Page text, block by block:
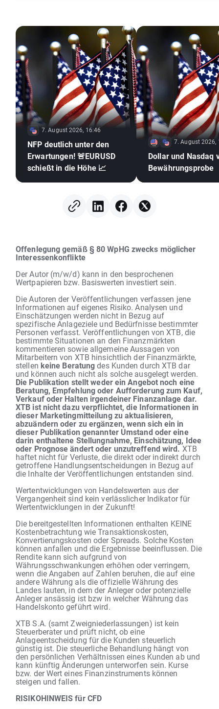
7. August 2026, 16:46
NFP deutlich unter den
Erwartungen! 🚨EURUSD
schießt in die Höhe 📈
7. August 2026,
Dollar und Nasdaq
Bewährungsprobe
Offenlegung gemäß § 80 WpHG zwecks möglicher
Interessenkonflikte
Der Autor (m/w/d) kann in den besprochenen
Wertpapieren bzw. Basiswerten investiert sein.
Die Autoren der Veröffentlichungen verfassen jene
Informationen auf eigenes Risiko. Analysen und
Einschätzungen werden nicht in Bezug auf
spezifische Anlageziele und Bedürfnisse bestimmter
Personen verfasst. Veröffentlichungen von XTB, die
bestimmte Situationen an den Finanzmärkten
kommentieren sowie allgemeine Aussagen von
Mitarbeitern von XTB hinsichtlich der Finanzmärkte,
stellen keine Beratungdes Kunden durch XTB dar
und können auch nicht als solche ausgelegt werden.
Die Publikation stellt weder ein Angebot noch eine
Beratung, Empfehlung oder Aufforderung zum Kauf,
Verkauf oder Halten irgendeiner Finanzanlage dar.
XTB ist nicht dazu verpflichtet, die Informationen in
dieser Marketingmitteilung zu aktualisieren,
abzuändern oder zu ergänzen, wenn sich ein in
dieser Publikation genannter Umstand oder eine
darin enthaltene Stellungnahme, Einschätzung, Idee
oder Prognose ändert oder unzutreffend wird. XTB
haftet nicht für Verluste, die direkt oder indirekt durch
getroffene Handlungsentscheidungen in Bezug auf
die Inhalte der Veröffentlichungen entstanden sind.
Wertentwicklungen von Handelswerten aus der
Vergangenheit sind kein verlässlicher Indikator für
Wertentwicklungen in der Zukunft!
Die bereitgestellten Informationen enthalten KEINE
Kostenbetrachtung wie Transaktionskosten,
Konvertierungskosten oder Spreads. Solche Kosten
können anfallen und die Ergebnisse beeinflussen. Die
Rendite kann sich aufgrund von
Währungsschwankungen erhöhen oder verringern,
wenn die Angaben auf Zahlen beruhen, die auf eine
andere Währung als die offizielle Währung des
Landes lauten, in dem der Anleger oder potenzielle
Anleger ansässig ist bzw in welcher Währung das
Handelskonto geführt wird.
XTB S.A. (samt Zweigniederlassungen) ist kein
Steuerberater und prüft nicht, ob eine
Anlageentscheidung für die Kunden steuerlich
günstig ist. Die steuerliche Behandlung hängt von
den persönlichen Verhältnissen eines Kunden ab und
kann künftig Änderungen unterworfen sein. Kurse
bzw. der Wert eines Finanzinstruments können
steigen und fallen.
RISIKOHINWEIS für CFD